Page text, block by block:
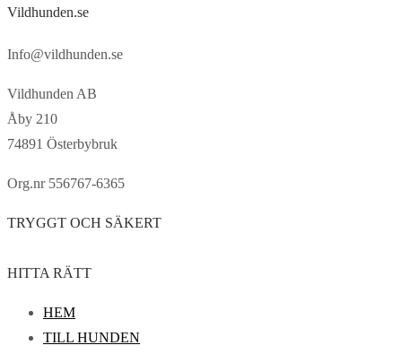
Vildhunden.se
Info@vildhunden.se
Vildhunden AB
Åby 210
74891 Österbybruk
Org.nr 556767-6365
TRYGGT OCH SÄKERT
HITTA RÄTT
HEM
TILL HUNDEN